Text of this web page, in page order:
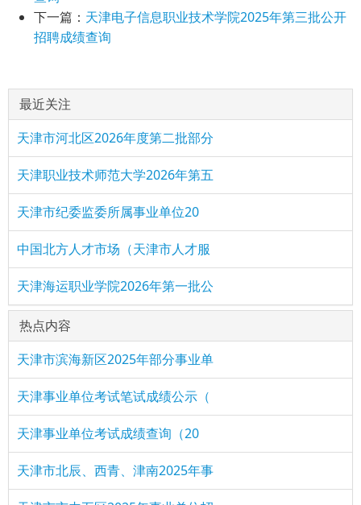
下一篇： 天津电子信息职业技术学院2025年第三批公开
招聘成绩查询
最近关注
天津市河北区2026年度第二批部分
天津职业技术师范大学2026年第五
天津市纪委监委所属事业单位20
中国北方人才市场（天津市人才服
天津海运职业学院2026年第一批公
热点内容
天津市滨海新区2025年部分事业单
天津事业单位考试笔试成绩公示（
天津事业单位考试成绩查询（20
天津市北辰、西青、津南2025年事